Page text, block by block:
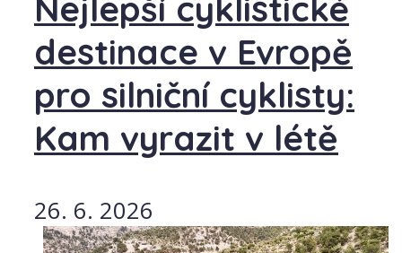
Nejlepší cyklistické
destinace v Evropě
pro silniční cyklisty:
Kam vyrazit v létě
26. 6. 2026